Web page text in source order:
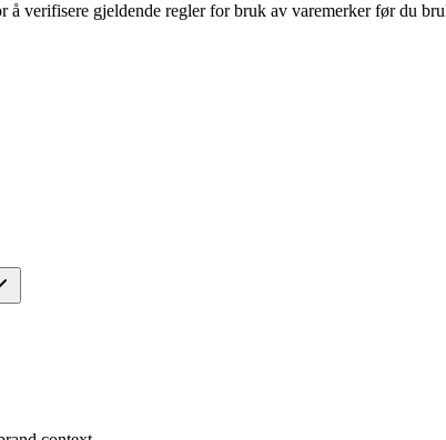
verifisere gjeldende regler for bruk av varemerker før du